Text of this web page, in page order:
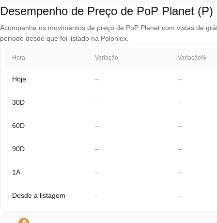
Desempenho de Preço de PoP Planet (P)
Acompanha os movimentos de preço de PoP Planet com vistas de
período desde que foi listado na Poloniex.
Hora Variação Variação%
Hoje -- --
30D -- --
60D -- --
90D -- --
1A -- --
Desde a listagem -- --